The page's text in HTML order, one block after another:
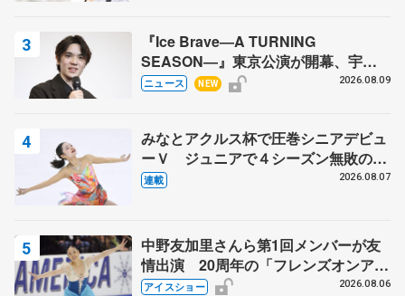
『Ice Brave―A TURNING
SEASON―』東京公演が開幕、宇野
昌磨の『Ice Brave』にかける思いを
ニュース NEW 2026.08.09
みなとアクルス杯で圧巻シニアデビュ
ーＶ ジュニアで４シーズン無敗の島
田麻央
連載 2026.08.07
中野友加里さんら第1回メンバーが友
情出演 20周年の「フレンズオンアイ
ス」 宮本賢二さん、有川梨絵さん、
アイスショー 2026.08.06